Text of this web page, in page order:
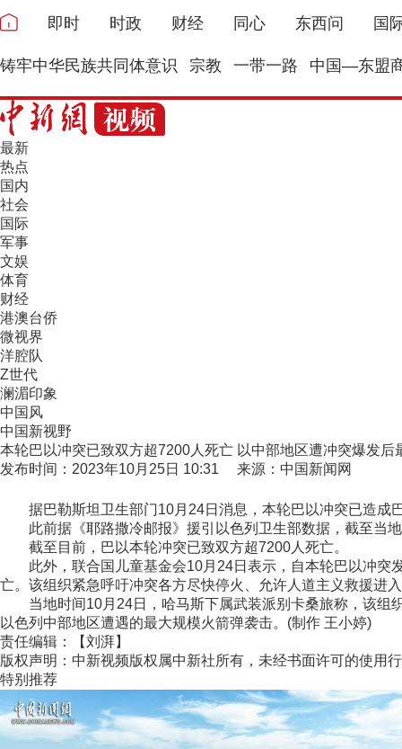
即时 时政 财经 同心 东西问 国
铸牢中华民族共同体意识 宗教 一带一路 中国—东盟
最新
热点
国内
社会
国际
军事
文娱
体育
财经
港澳台侨
微视界
洋腔队
Z世代
澜湄印象
中国风
中国新视野
本轮巴以冲突已致双方超7200人死亡 以中部地区遭冲突爆发后
发布时间：2023年10月25日 10:31 来源：中国新闻网
据巴勒斯坦卫生部门10月24日消息，本轮巴以冲突已造成
此前据《耶路撒冷邮报》援引以色列卫生部数据，截至当
截至目前，巴以本轮冲突已致双方超7200人死亡。
此外，联合国儿童基金会10月24日表示，自本轮巴以冲突
亡。该组织紧急呼吁冲突各方尽快停火、允许人道主义救援进
当地时间10月24日，哈马斯下属武装派别卡桑旅称，该组
以色列中部地区遭遇的最大规模火箭弹袭击。(制作 王小婷)
责任编辑：【刘湃】
版权声明：中新视频版权属中新社所有，未经书面许可的使用
特别推荐